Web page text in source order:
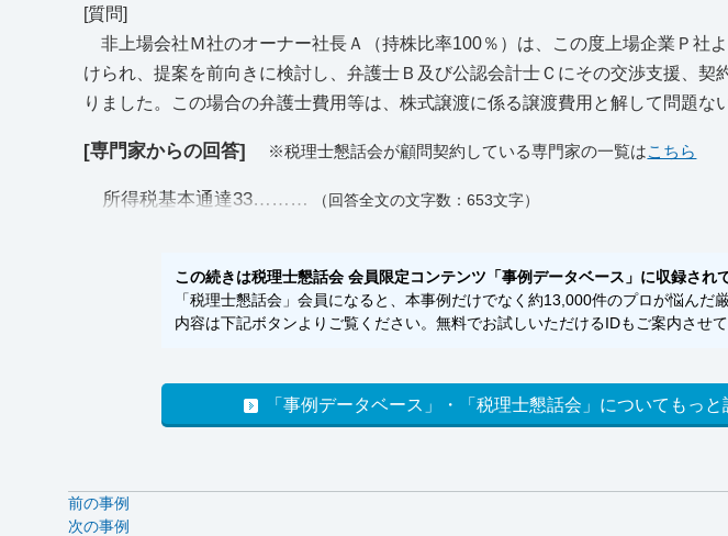
[質問]
非上場会社Ｍ社のオーナー社長Ａ（持株比率100％）は、この度上場企業Ｐ社
けられ、提案を前向きに検討し、弁護士Ｂ及び公認会計士Ｃにその交渉支援、契
りました。この場合の弁護士費用等は、株式譲渡に係る譲渡費用と解して問題な
[専門家からの回答] ※税理士懇話会が顧問契約している専門家の一覧はこちら
所得税基本通達33……… （回答全文の文字数：653文字）
この続きは税理士懇話会 会員限定コンテンツ「事例データベース」に収録され
「税理士懇話会」会員になると、本事例だけでなく約13,000件のプロが悩んだ
内容は下記ボタンよりご覧ください。無料でお試しいただけるIDもご案内させて
「事例データベース」・「税理士懇話会」についてもっと
前の事例
次の事例